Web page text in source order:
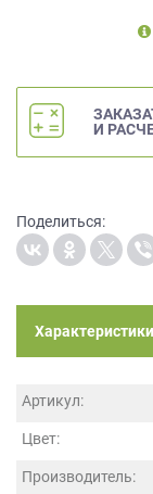
И
Поделиться:
Характеристики
Артикул:
Цвет:
Производитель:
данных,
также
Согласие
персональных
данных
метрическими
порядке
условиях
обработки
персональных